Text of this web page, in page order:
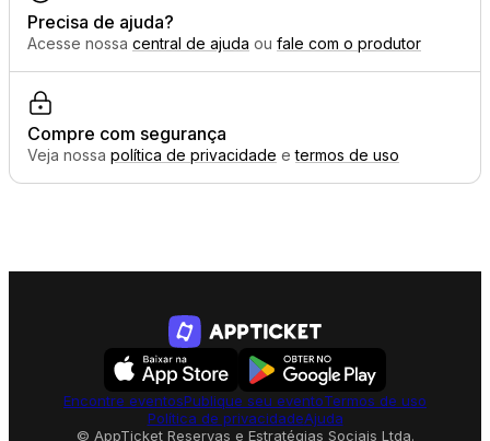
Precisa de ajuda?
Acesse nossa central de ajuda ou fale com o produtor
Compre com segurança
Veja nossa política de privacidade etermos de uso
© AppTicket Reservas e Estratégias Sociais Ltda.
Encontre eventosPublique seu eventoTermos de uso
Política de privacidadeAjuda